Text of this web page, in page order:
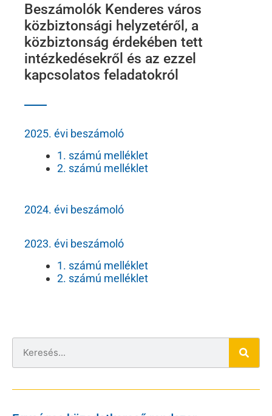
Beszámolók Kenderes város
közbiztonsági helyzetéről, a
közbiztonság érdekében tett
intézkedésekről és az ezzel
kapcsolatos feladatokról
2025. évi beszámoló
1. számú melléklet
2. számú melléklet
2024. évi beszámoló
2023. évi beszámoló
1. számú melléklet
2. számú melléklet